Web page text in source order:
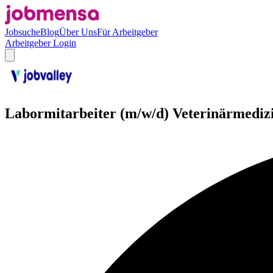
JobsucheBlogÜber UnsFür Arbeitgeber
Arbeitgeber Login
Labormitarbeiter (m/w/d)